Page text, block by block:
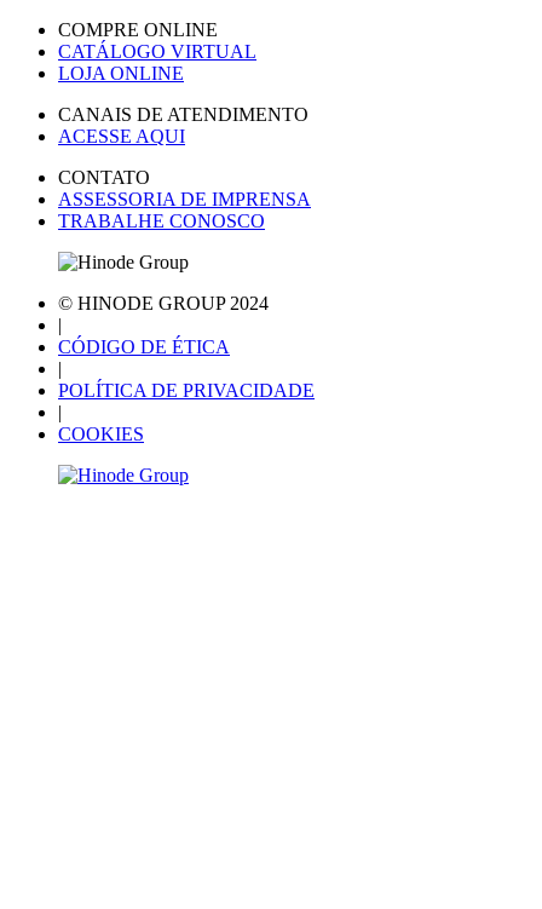
COMPRE ONLINE
CATÁLOGO VIRTUAL
LOJA ONLINE
CANAIS DE ATENDIMENTO
ACESSE AQUI
CONTATO
ASSESSORIA DE IMPRENSA
TRABALHE CONOSCO
© HINODE GROUP 2024
|
CÓDIGO DE ÉTICA
|
POLÍTICA DE PRIVACIDADE
|
COOKIES